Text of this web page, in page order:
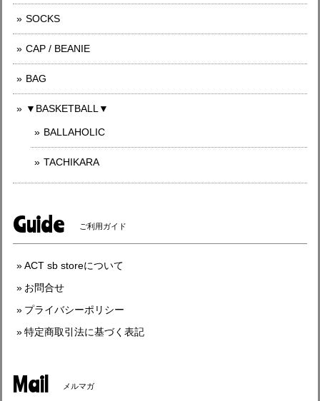
SOCKS
CAP / BEANIE
BAG
▼BASKETBALL▼
BALLAHOLIC
TACHIKARA
Guide ご利用ガイド
ACT sb storeについて
お問合せ
プライバシーポリシー
特定商取引法に基づく表記
Mail メルマガ